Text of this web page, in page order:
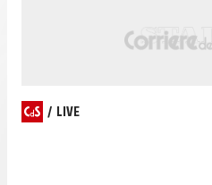
/ LIVE